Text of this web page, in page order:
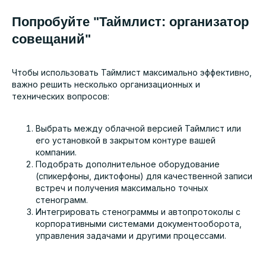
Попробуйте "Таймлист: организатор
совещаний"
Чтобы использовать Таймлист максимально эффективно,
важно решить несколько организационных и
технических вопросов:
Выбрать между облачной версией Таймлист или
его установкой в закрытом контуре вашей
компании.
Подобрать дополнительное оборудование
(спикерфоны, диктофоны) для качественной записи
встреч и получения максимально точных
стенограмм.
Интегрировать стенограммы и автопротоколы с
корпоративными системами документооборота,
управления задачами и другими процессами.